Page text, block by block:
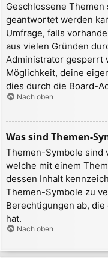
Geschlossene
geantwortet werden
Umfrage, falls
aus vielen Gründen
Administrator gesperrt
Möglichkeit, deine
dies durch die Board-
Nach oben
Was sind Themen-
Themen-Symbole sind
welche mit einem
dessen Inhalt
Themen-Symbole zu
Berechtigungen ab,
hat.
Nach oben